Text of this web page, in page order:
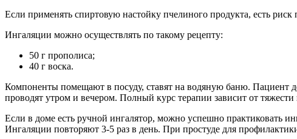
Если применять спиртовую настойку пчелиного продукта, есть
Ингаляции можно осуществлять по такому рецепту:
50 г прополиса;
40 г воска.
Компоненты помещают в посуду, ставят на водяную баню. Пациент
проводят утром и вечером. Полный курс терапии зависит от
Если в доме есть ручной ингалятор, можно успешно практиковать
Ингаляции повторяют 3-5 раз в день. При простуде для